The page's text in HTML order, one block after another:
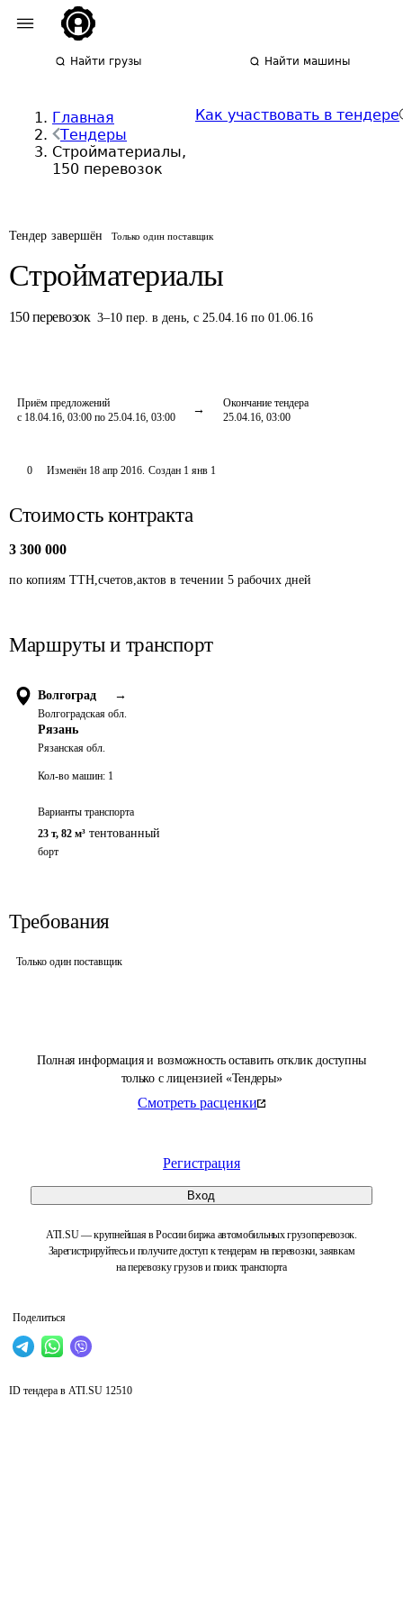
Найти грузы Найти машины
Главная
Тендеры
Стройматериалы,
150 перевозок
Как участвовать в тендере
Тендер завершён Только один поставщик
Стройматериалы
150 перевозок 3–10 пер. в день,с 25.04.16 по 01.06.16
Приём предложений
с 18.04.16, 03:00 по 25.04.16, 03:00
Окончание тендера
25.04.16, 03:00
Полная информация и возможность оставить отклик доступны
только с лицензией «Тендеры»
Смотреть расценки
Регистрация
Вход
ATI.SU — крупнейшая в России биржа автомобильных грузоперевозок.
Зарегистрируйтесь и получите доступ к тендерам на перевозки, заявкам
на перевозку грузов и поиск транспорта
Поделиться
0 Изменён 18 апр 2016. Создан 1 янв 1
Стоимость контракта
3 300 000
по копиям ТТН,счетов,актов в течении 5 рабочих дней
Маршруты и транспорт
Волгоград →
Волгоградская обл.
Рязань
Рязанская обл.
Кол-во машин: 1
Варианты транспорта
23 т, 82 м³ тентованный
борт
Требования
Только один поставщик
ID тендера в ATI.SU 12510